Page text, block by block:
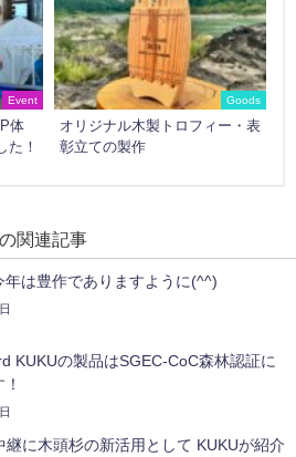
Event
体
た！
Goods
オリジナル木製トロフィー・表
彰立ての製作
の関連記事
年は豊作でありますように(^^)
KUKUの製品はSGEC-CoC森林認証に
継に木頭杉の新活用として KUKUが紹介